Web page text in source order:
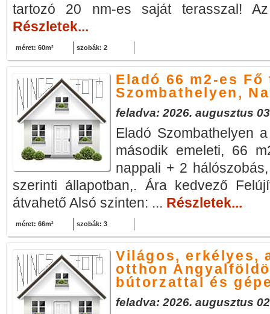
tartozó 20 nm-es saját terasszal!
Részletek...
méret: 60m² szobák: 2
Eladó 66 m2-es
Szombathelyen,
feladva: 2026. augusztus
Eladó Szombathelyen
második emeleti, 66
nappali + 2
szerinti állapotban,. Ára kedvező
átvahető Alsó szinten: ... Részletek...
méret: 66m² szobák: 3
Világos, erkélyes,
otthon
bútorzattal és
feladva: 2026. augusztus